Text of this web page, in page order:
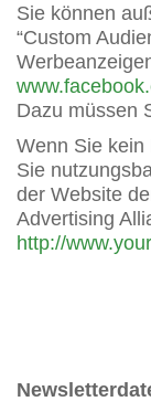
Sie können
“Custom
Dazu müssen
Wenn Sie kein
Sie
der Website
Advertising
http://